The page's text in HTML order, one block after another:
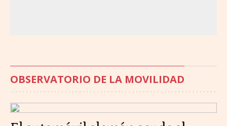
OBSERVATORIO DE LA MOVILIDAD